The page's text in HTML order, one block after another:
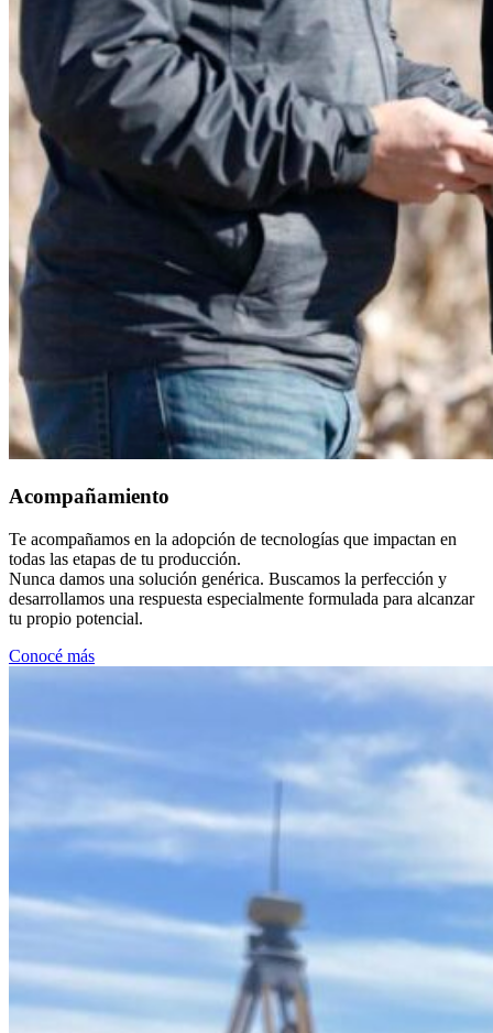
Acompañamiento
Te acompañamos en la adopción de tecnologías que impactan en
todas las etapas de tu producción.
Nunca damos una solución genérica. Buscamos la perfección y
desarrollamos una respuesta especialmente formulada para alcanzar
tu propio potencial.
Conocé más